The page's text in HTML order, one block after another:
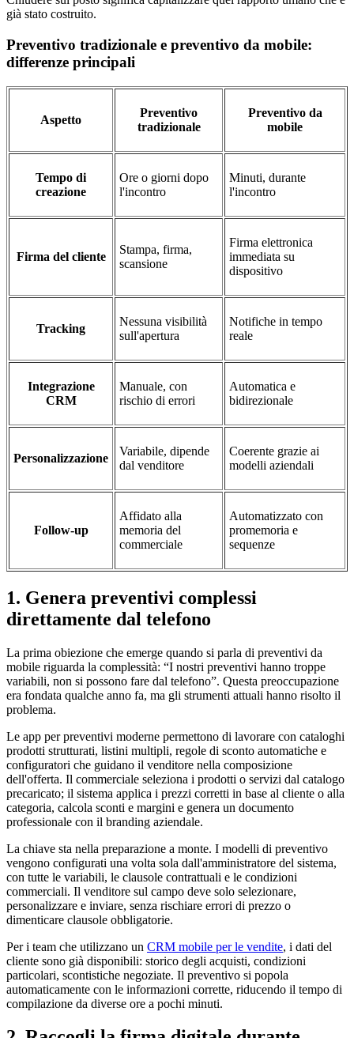
già stato costruito.
Preventivo tradizionale e preventivo da mobile:
differenze principali
Aspetto
Preventivo
tradizionale
Preventivo da
mobile
Tempo di
creazione
Ore o giorni dopo
l'incontro
Minuti, durante
l'incontro
Firma del cliente
Stampa, firma,
scansione
Firma elettronica
immediata su
dispositivo
Tracking
Nessuna visibilità
sull'apertura
Notifiche in tempo
reale
Integrazione
CRM
Manuale, con
rischio di errori
Automatica e
bidirezionale
Personalizzazione
Variabile, dipende
dal venditore
Coerente grazie ai
modelli aziendali
Follow-up
Affidato alla
memoria del
commerciale
Automatizzato con
promemoria e
sequenze
1. Genera preventivi complessi
direttamente dal telefono
La prima obiezione che emerge quando si parla di preventivi da
mobile riguarda la complessità: “I nostri preventivi hanno troppe
variabili, non si possono fare dal telefono”. Questa preoccupazione
era fondata qualche anno fa, ma gli strumenti attuali hanno risolto il
problema.
Le app per preventivi moderne permettono di lavorare con cataloghi
prodotti strutturati, listini multipli, regole di sconto automatiche e
configuratori che guidano il venditore nella composizione
dell'offerta. Il commerciale seleziona i prodotti o servizi dal catalogo
precaricato; il sistema applica i prezzi corretti in base al cliente o alla
categoria, calcola sconti e margini e genera un documento
professionale con il branding aziendale.
La chiave sta nella preparazione a monte. I modelli di preventivo
vengono configurati una volta sola dall'amministratore del sistema,
con tutte le variabili, le clausole contrattuali e le condizioni
commerciali. Il venditore sul campo deve solo selezionare,
personalizzare e inviare, senza rischiare errori di prezzo o
dimenticare clausole obbligatorie.
Per i team che utilizzano un CRM mobile per le vendite, i dati del
cliente sono già disponibili: storico degli acquisti, condizioni
particolari, scontistiche negoziate. Il preventivo si popola
automaticamente con le informazioni corrette, riducendo il tempo di
compilazione da diverse ore a pochi minuti.